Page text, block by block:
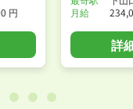
円
月給
詳